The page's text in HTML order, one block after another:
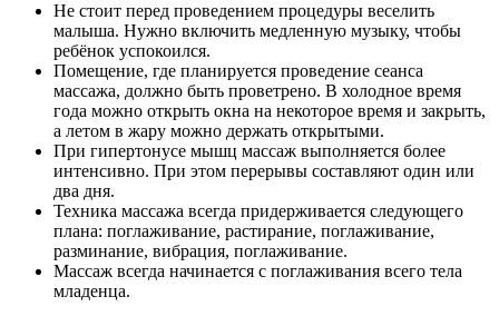
Не стоит перед проведением процедуры веселить
малыша. Нужно включить медленную музыку, чтобы
ребёнок успокоился.
Помещение, где планируется проведение сеанса
массажа, должно быть проветрено. В холодное время
года можно открыть окна на некоторое время и закрыть,
а летом в жару можно держать открытыми.
При гипертонусе мышц массаж выполняется более
интенсивно. При этом перерывы составляют один или
два дня.
Техника массажа всегда придерживается следующего
плана: поглаживание, растирание, поглаживание,
разминание, вибрация, поглаживание.
Массаж всегда начинается с поглаживания всего тела
младенца.